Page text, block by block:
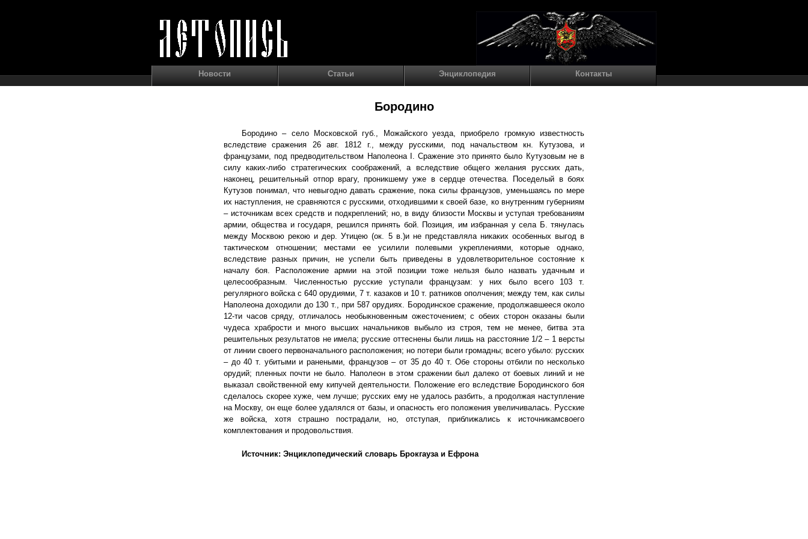
Новости Статьи Энциклопедия Контакты
Бородино
Бородино – село Московской губ., Можайского уезда, приобрело громкую известность
вследствие сражения 26 авг. 1812 г., между русскими, под начальством кн. Кутузова, и
французами, под предводительством Наполеона I. Сражение это принято было Кутузовым не в
силу каких-либо стратегических соображений, а вследствие общего желания русских дать,
наконец, решительный отпор врагу, проникшему уже в сердце отечества. Поседелый в боях
Кутузов понимал, что невыгодно давать сражение, пока силы французов, уменьшаясь по мере
их наступления, не сравняются с русскими, отходившими к своей базе, ко внутренним губерниям
– источникам всех средств и подкреплений; но, в виду близости Москвы и уступая требованиям
армии, общества и государя, решился принять бой. Позиция, им избранная у села Б. тянулась
между Москвою рекою и дер. Утицею (ок. 5 в.)и не представляла никаких особенных выгод в
тактическом отношении; местами ее усилили полевыми укреплениями, которые однако,
вследствие разных причин, не успели быть приведены в удовлетворительное состояние к
началу боя. Расположение армии на этой позиции тоже нельзя было назвать удачным и
целесообразным. Численностью русские уступали французам: у них было всего 103 т.
регулярного войска с 640 орудиями, 7 т. казаков и 10 т. ратников ополчения; между тем, как силы
Наполеона доходили до 130 т., при 587 орудиях. Бородинское сражение, продолжавшееся около
12-ти часов сряду, отличалось необыкновенным ожесточением; с обеих сторон оказаны были
чудеса храбрости и много высших начальников выбыло из строя, тем не менее, битва эта
решительных результатов не имела; русские оттеснены были лишь на расстояние 1/2 – 1 версты
от линии своего первоначального расположения; но потери были громадны; всего убыло: русских
– до 40 т. убитыми и ранеными, французов – от 35 до 40 т. Обе стороны отбили по несколько
орудий; пленных почти не было. Наполеон в этом сражении был далеко от боевых линий и не
выказал свойственной ему кипучей деятельности. Положение его вследствие Бородинского боя
сделалось скорее хуже, чем лучше; русских ему не удалось разбить, а продолжая наступление
на Москву, он еще более удалялся от базы, и опасность его положения увеличивалась. Русские
же войска, хотя страшно пострадали, но, отступая, приближались к источникамсвоего
комплектования и продовольствия.
Источник: Энциклопедический словарь Брокгауза и Ефрона